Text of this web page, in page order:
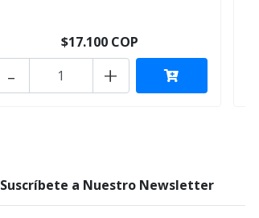
$17.100 COP
+
-
Suscríbete a Nuestro Newsletter